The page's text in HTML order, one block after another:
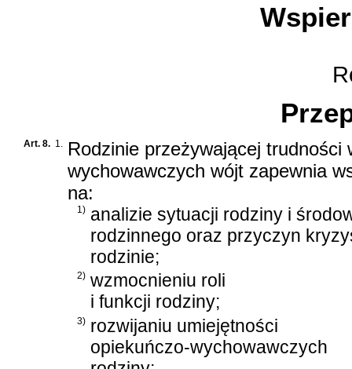
Art. 8. 1.
Rodzinie przeżywającej trudności
wychowawczych wójt zapewnia
na:
1) analizie sytuacji rodziny i
rodzinnego oraz przyczyn
rodzinie;
2) wzmocnieniu roli
i funkcji rodziny;
3) rozwijaniu umiejętności
opiekuńczo-wychowawczych